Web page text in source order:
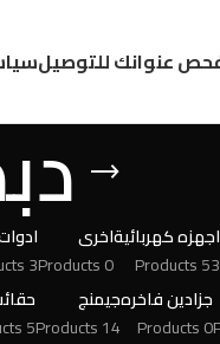
عنوانك للتوصيل
اجهزه كهربائية
53 Products
اخرى
0 Products
3 Products
جزادين فاخره
0 Products
جيمنج
14 Products
5 Products